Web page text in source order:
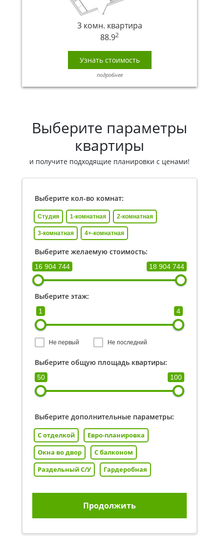
3 комн. квартира
88.92
Узнать стоимость
подробнее
Выберите параметры
квартиры
и получите подходящие планировки с ценами!
Выберите кол-во комнат:
Студия 1-комнатная 2-комнатная
3-комнатная 4+-комнатная
Выберите желаемую стоимость:
16 904 744 18 904 744
Выберите этаж:
1 4
Не первый Не последний
Выберите общую площадь квартиры:
50 100
Выберите дополнительные параметры:
С отделкой
Евро-планировка
Окна во двор
С балконом
Раздельный С/У
Гардеробная
Продолжить